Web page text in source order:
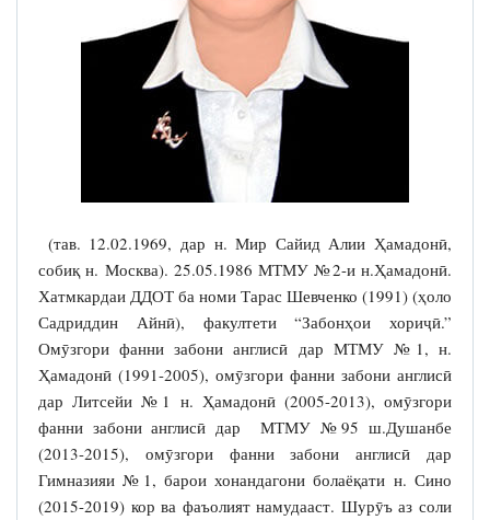
(тав. 12.02.1969, дар н. Мир Сайид Алии Ҳамадонӣ,
собиқ н. Москва). 25.05.1986 МТМУ №2-и н.Ҳамадонӣ.
Хатмкардаи ДДОТ ба номи Тарас Шевченко (1991) (ҳоло
Садриддин Айнӣ), факултети “Забонҳои хориҷӣ.”
Омӯзгори фанни забони англисӣ дар МТМУ №1, н.
Ҳамадонӣ (1991-2005), омӯзгори фанни забони англисӣ
дар Литсейи №1 н. Ҳамадонӣ (2005-2013), омӯзгори
фанни забони англисӣ дар МТМУ №95 ш.Душанбе
(2013-2015), омӯзгори фанни забони англисӣ дар
Гимназияи №1, барои хонандагони болаёқати н. Сино
(2015-2019) кор ва фаъолият намудааст. Шурӯъ аз соли